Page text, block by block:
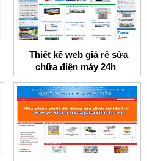
Thiết kế web giá rẻ sửa
chữa điện máy 24h